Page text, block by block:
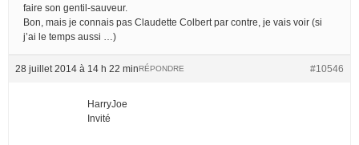
faire son gentil-sauveur.
Bon, mais je connais pas Claudette Colbert par contre, je vais voir (si
j’ai le temps aussi …)
28 juillet 2014 à 14 h 22 min #10546
RÉPONDRE
HarryJoe
Invité